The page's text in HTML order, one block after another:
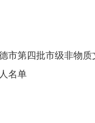
市第四批市级非物
名单